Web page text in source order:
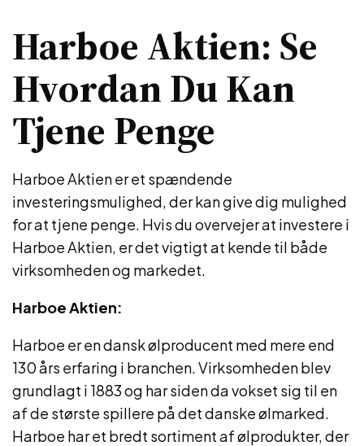
Harboe Aktien: Se
Hvordan Du Kan
Tjene Penge
Harboe Aktien er et spændende
investeringsmulighed, der kan give dig mulighed
for at tjene penge. Hvis du overvejer at investere i
Harboe Aktien, er det vigtigt at kende til både
virksomheden og markedet.
Harboe Aktien:
Harboe er en dansk ølproducent med mere end
130 års erfaring i branchen. Virksomheden blev
grundlagt i 1883 og har siden da vokset sig til en
af ​​de største spillere på det danske ølmarked.
Harboe har et bredt sortiment af ølprodukter, der